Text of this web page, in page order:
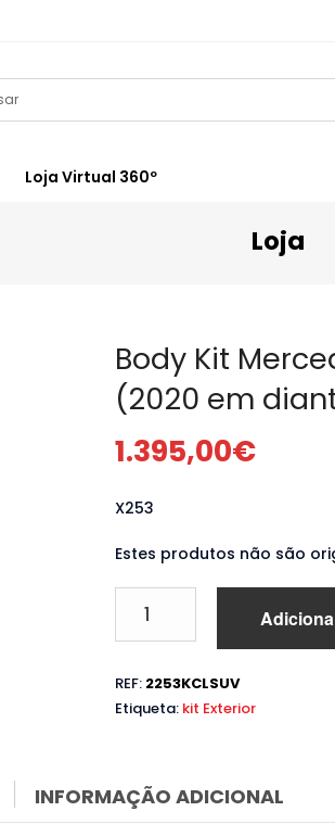
Loja Virtual 360º
Loja
Body Kit
(2020 em
1.395,00€
X253
Estes produtos não são
Body
Mercedes
GLC
em
diante)
REF: 2253KCLSUV
Etiqueta: kit Exterior
INFORMAÇÃO ADICIONAL